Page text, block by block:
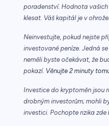
poradenství. Hodnota vašich
klesat. Váš kapitál je v
Neinvestujte, pokud nejste
investované peníze. Jedná
neměli byste očekávat, že
pokazí. Věnujte 2 minuty
Investice do kryptoměn jsou
drobným investorům; mohli
investici. Pochopte rizika zde